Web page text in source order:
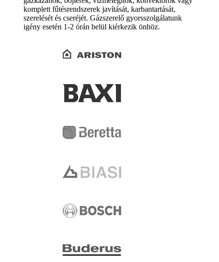
komplett fűtésrendszerek javítását, karbantartását,
szerelését és cseréjét. Gázszerelő gyorsszolgálatunk
igény esetén 1-2 órán belül kiérkezik önhöz.